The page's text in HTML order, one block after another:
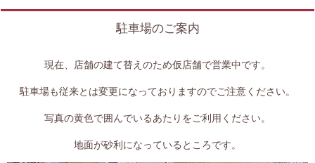
駐車場のご案内
現在、店舗の建て替えのため仮店舗で営業中です。
駐車場も従来とは変更になっておりますのでご注意ください。
写真の黄色で囲んでいるあたりをご利用ください。
地面が砂利になっているところです。